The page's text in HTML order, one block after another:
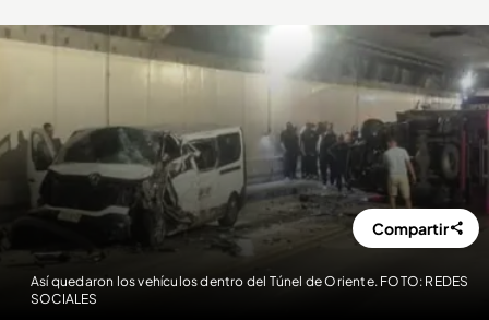
Así quedaron los vehículos dentro del Túnel de Oriente. FOTO: REDES
SOCIALES
Compartir